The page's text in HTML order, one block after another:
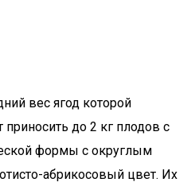
вес ягод которой
приносить до 2 кг плодов с
формы с округлым
абрикосовый цвет. Их